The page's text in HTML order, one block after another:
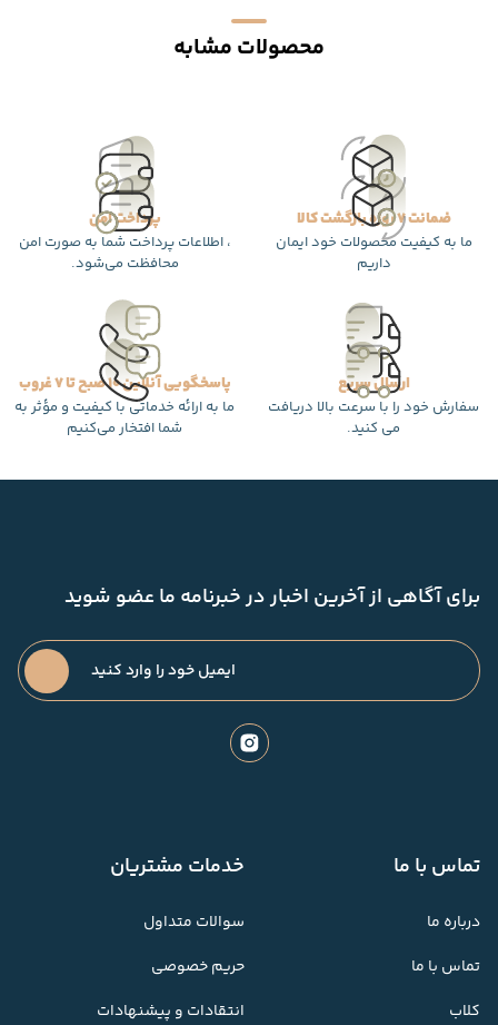
محصولات مشابه
ضمانت 7 روزه بازگشت کالا
ما به کیفیت محصولات خود ایمان
داریم
پرداخت امن
، اطلاعات پرداخت شما به صورت امن
محافظت می‌شود.
ارسال سریع
سفارش خود را با سرعت بالا دریافت
می کنید.
پاسخگویی آنلاین 10 صبح تا 7 غروب
ما به ارائه خدماتی با کیفیت و مؤثر به
شما افتخار می‌کنیم
برای آگاهی از آخرین اخبار در خبرنامه ما عضو شوید
تماس با ما
درباره ما
تماس با ما
کلاب
خدمات مشتریان
سوالات متداول
حریم خصوصی
انتقادات و پیشنهادات